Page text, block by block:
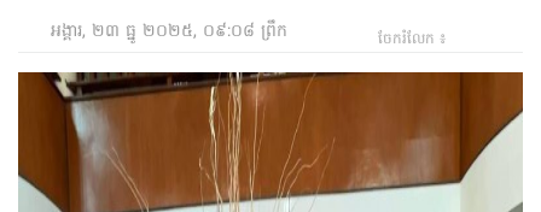
អង្គារ, ២៣ ធ្នូ ២០២៥, ០៩:០៨ ព្រឹក ចែករំលែក ៖